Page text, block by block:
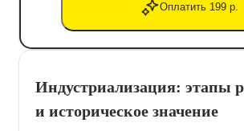
Оплатить 199 р.
Индустриализация: этапы
и историческое значение